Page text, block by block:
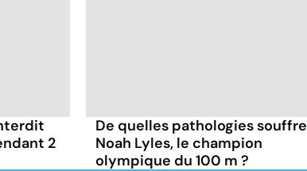
2
De quelles pathologies souffre
Noah Lyles, le champion
olympique du 100 m ?